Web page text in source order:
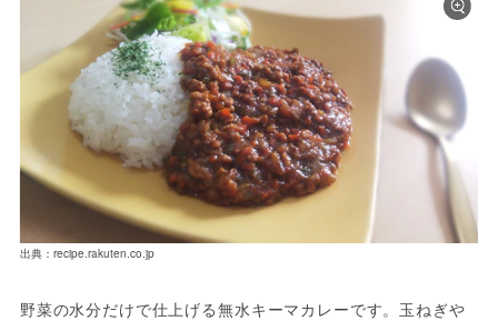
出典：recipe.rakuten.co.jp
野菜の水分だけで仕上げる無水キーマカレーです。玉ねぎや